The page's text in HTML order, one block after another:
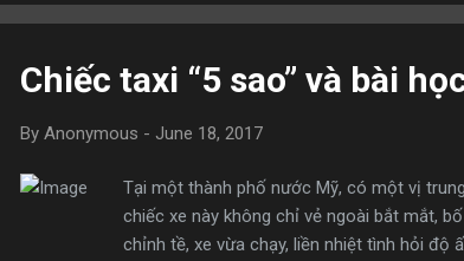
Chiếc taxi “5 sao” và bài
By Anonymous - June 18, 2017
Tại một thành phố nước Mỹ, có một vị
chiếc xe này không chỉ vẻ ngoài bắt mắt,
chỉnh tề, xe vừa chạy, liền nhiệt tình hỏi độ